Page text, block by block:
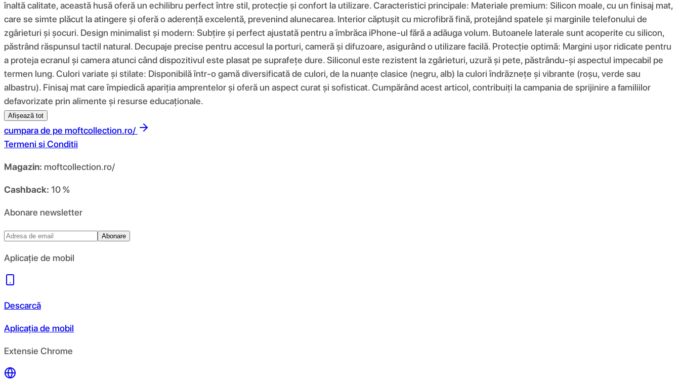
înaltă calitate, această husă oferă un echilibru perfect între stil, protecție și confort la utilizare. Caracteristici principale: Materiale premium: Silicon moale, cu un finisaj mat,
care se simte plăcut la atingere și oferă o aderență excelentă, prevenind alunecarea. Interior căptușit cu microfibră fină, protejând spatele și marginile telefonului de
zgârieturi și șocuri. Design minimalist și modern: Subțire și perfect ajustată pentru a îmbrăca iPhone-ul fără a adăuga volum. Butoanele laterale sunt acoperite cu silicon,
păstrând răspunsul tactil natural. Decupaje precise pentru accesul la porturi, cameră și difuzoare, asigurând o utilizare facilă. Protecție optimă: Margini ușor ridicate pentru
a proteja ecranul și camera atunci când dispozitivul este plasat pe suprafețe dure. Siliconul este rezistent la zgârieturi, uzură și pete, păstrându-și aspectul impecabil pe
termen lung. Culori variate și stilate: Disponibilă într-o gamă diversificată de culori, de la nuanțe clasice (negru, alb) la culori îndrăznețe și vibrante (roșu, verde sau
albastru). Finisaj mat care împiedică apariția amprentelor și oferă un aspect curat și sofisticat. Cumpărând acest articol, contribuiți la campania de sprijinire a familiilor
defavorizate prin alimente și resurse educaționale.
Afișează tot
cumpara de pe moftcollection.ro/
Termeni si Conditii
Magazin: moftcollection.ro/
Cashback: 10 %
Abonare newsletter
Abonare
Aplicație de mobil
Descarcă
Aplicația de mobil
Extensie Chrome